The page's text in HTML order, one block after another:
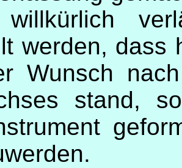
willkürlich
werden, dass
Wunsch
stand,